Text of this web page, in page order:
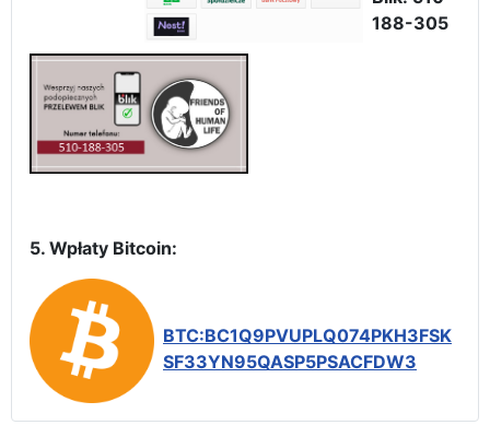
188-305
5. Wpłaty Bitcoin:
BTC:BC1Q9PVUPLQ074PKH3FSK
SF33YN95QASP5PSACFDW3